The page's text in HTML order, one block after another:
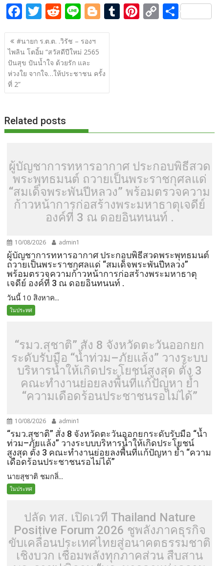
F
ac
e
b
o
o
T
w
itt
er
R
e
d
di
t
Li
n
e
Bl
o
er
T Pi C S
แนะแนว
เรื่อง
#นายก ร.ต.ต. .วิรัช – รองฯ
ไพลิน โตอิ้ม “สวัสดีปีใหม่ 2565
ปันสุข ปันน้ำใจ ด้วยรัก และ
ห่วงใย จากใจ…ให้ประชาชน ครั้ง
ที่ 2”
Related posts
ผู้บัญชาการทหารอากาศ ประกอบพิธีสวด
พระพุทธมนต์ ถวายเป็นพระราชกุศลแด่
“สมเด็จพระพันปีหลวง” พร้อมตรวจความ
ก้าวหน้าการก่อสร้างพระมหาธาตุเจดีย์
องค์ที่ 3 ณ ดอยอินทนนท์ .
10/08/2026 admin1
ผู้บัญชาการทหารอากาศ ประกอบพิธีสวดพระพุทธมนต์
ถวายเป็นพระราชกุศลแด่ “สมเด็จพระพันปีหลวง”
พร้อมตรวจความก้าวหน้าการก่อสร้างพระมหาธาตุ
เจดีย์ องค์ที่ 3 ณ ดอยอินทนนท์ .
วันนี้ 10 สิงหาค...
ในประทศ
“รมว.สุชาติ” สั่ง 8 จังหวัดตะวันออกยก
ระดับรับมือ “น้ำท่วม–ภัยแล้ง” วางระบบ
บริหารน้ำให้เกิดประโยชน์สูงสุด ตั้ง 3
คณะทำงานย่อยลงพื้นที่แก้ปัญหา ย้ำ
“ความเดือดร้อนประชาชนรอไม่ได้”
10/08/2026 admin1
“รมว.สุชาติ” สั่ง 8 จังหวัดตะวันออกยกระดับรับมือ “น้ำ
ท่วม–ภัยแล้ง” วางระบบบริหารน้ำให้เกิดประโยชน์
สูงสุด ตั้ง 3 คณะทำงานย่อยลงพื้นที่แก้ปัญหา ย้ำ “ความ
เดือดร้อนประชาชนรอไม่ได้”
นายสุชาติ ชมกลิ่...
ในประทศ
ปลัด ทส. เปิดเวที Thailand Nature
Positive Forum 2026 ชูพลังภาคธุรกิจ
ขับเคลื่อนประเทศไทยสู่อนาคตธรรมชาติ
เชิงบวก เชื่อมพลังทุกภาคส่วน สืบสาน